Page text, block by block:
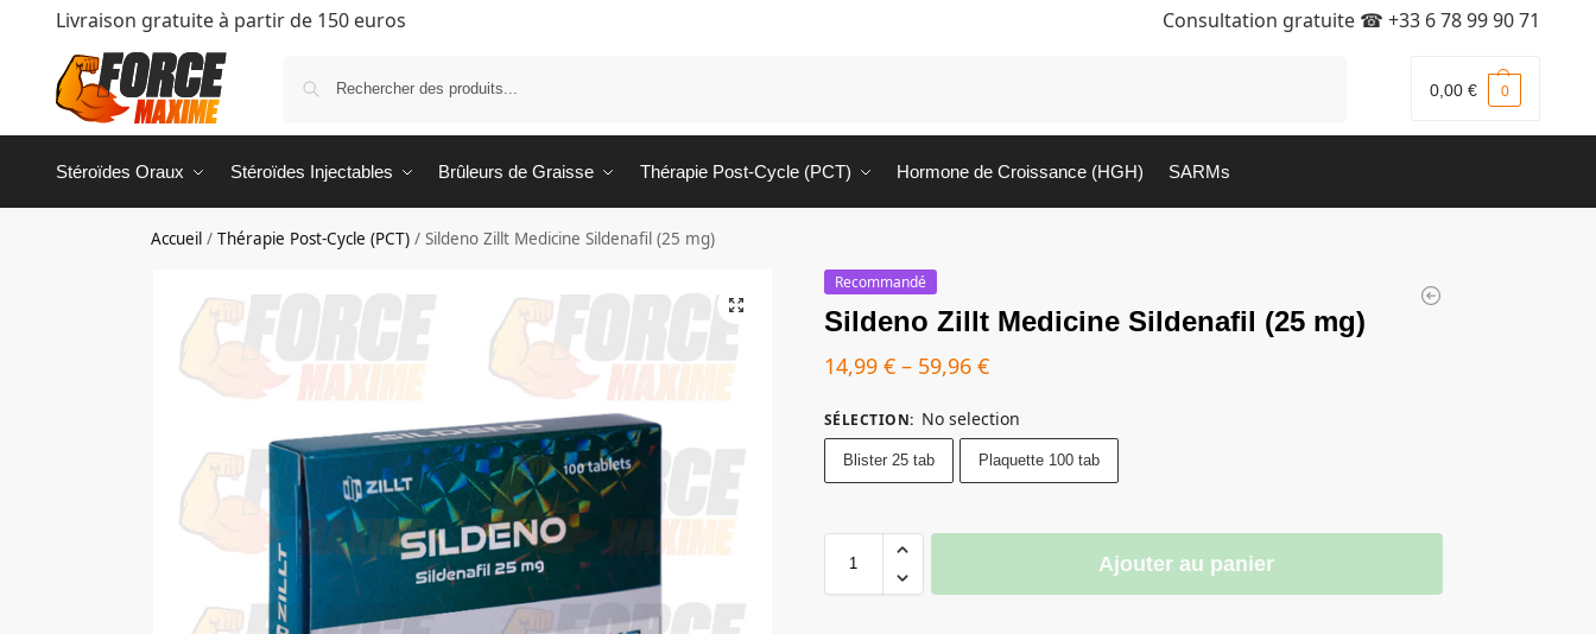
Livraison gratuite à partir de 150 euros Consultation gratuite ☎ +33 6 78 99 90 71
0,00 € 0
Stéroïdes Oraux Stéroïdes Injectables Brûleurs de Graisse Thérapie Post-Cycle (PCT) Hormone de Croissance (HGH) SARMs
Accueil /Thérapie Post-Cycle (PCT) /Sildeno Zillt Medicine Sildenafil (25 mg)
Recommandé
Sildeno Zillt Medicine Sildenafil (25 mg)
14,99 €– 59,96 €
SÉLECTION: No selection
Blister 25 tab Plaquette 100 tab
Ajouter au panier